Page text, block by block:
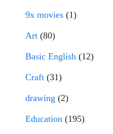
9x movies (1)
Art (80)
Basic English (12)
Craft (31)
drawing (2)
Education (195)